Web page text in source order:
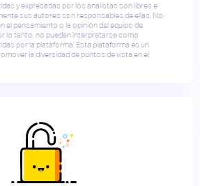
y expresadas por los analistas son libres e
sus autores son responsables de ellas. No
el pensamiento o la opinión del equipo de
lo tanto, no pueden interpretarse como
por la plataforma. Esta plataforma es un
la diversidad de puntos de vista en el